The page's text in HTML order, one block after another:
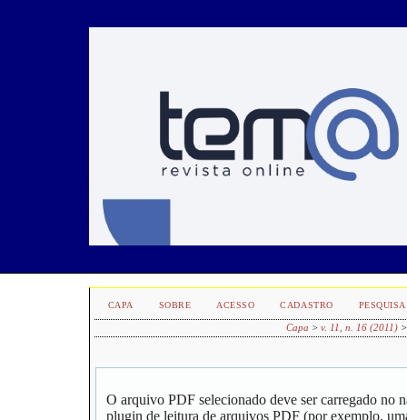
CAPA SOBRE ACESSO CADASTRO PESQUISA
Capa > v. 11, n. 16 (2011)
O arquivo PDF selecionado deve ser carregado no
plugin de leitura de arquivos PDF (por exemplo,